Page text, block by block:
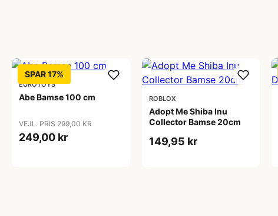
SPAR 17%
EUROTOYS
Abe Bamse 100 cm
VEJL. PRIS 299,00 KR
249,00 kr
ROBLOX
Adopt Me Shiba Inu
Collector Bamse 20cm
149,95 kr